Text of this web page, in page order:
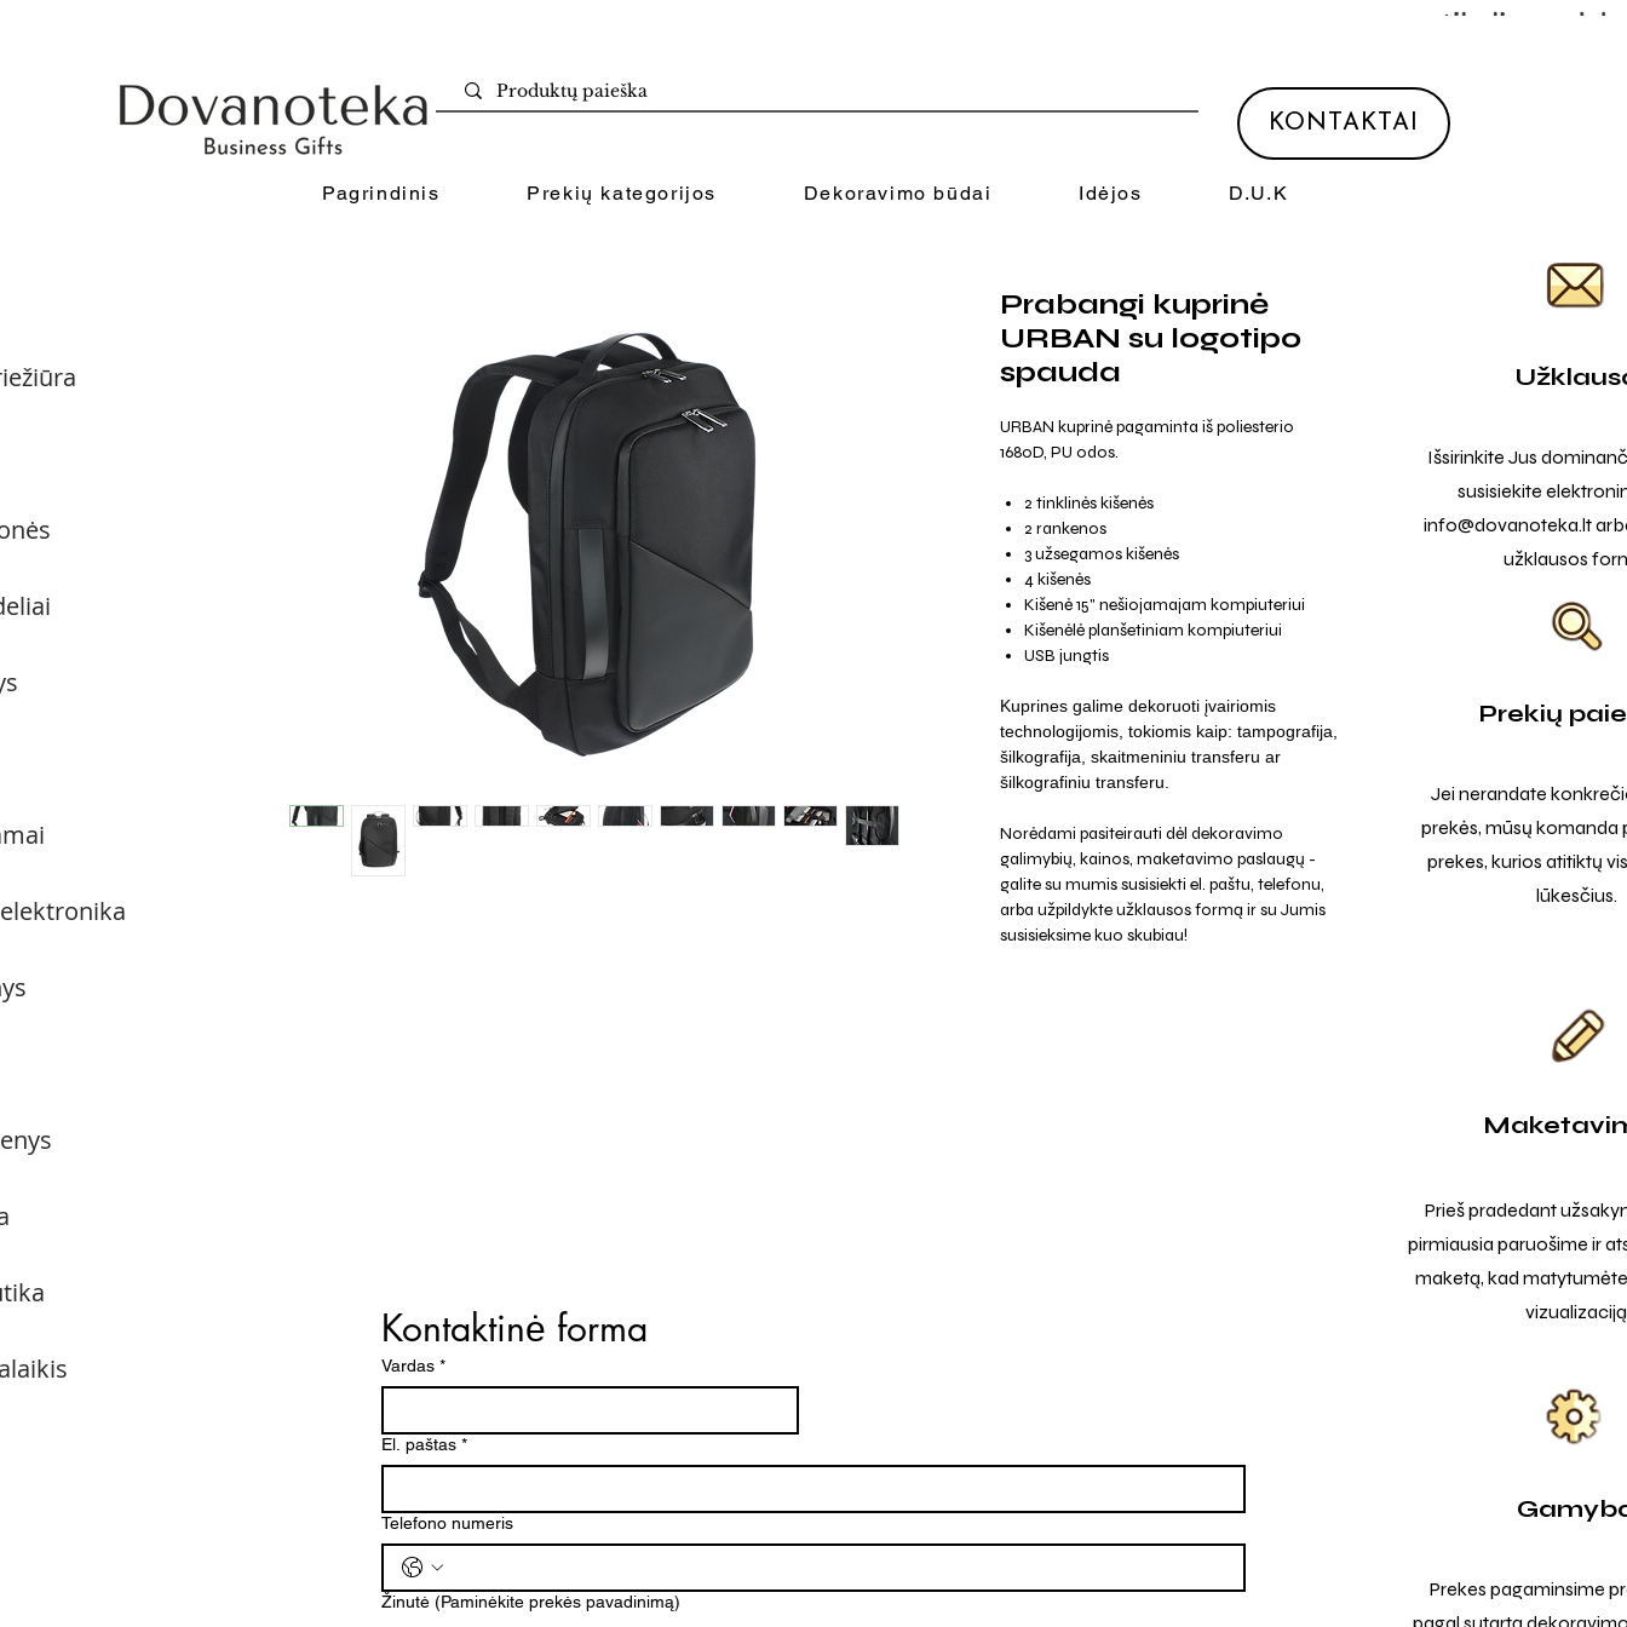
Pagrindinis Prekių kategorijos Dekoravimo būdai Idėjos D.U.K
KONTAKTAI
Prabangi kuprinė
URBAN su logotipo
spauda
URBAN kuprinė pagaminta iš poliesterio
1680D, PU odos.
2 tinklinės kišenės
2 rankenos
3 užsegamos kišenės
4 kišenės
Kišenė 15" nešiojamajam kompiuteriui
Kišenėlė planšetiniam kompiuteriui
USB jungtis
Kuprines galime dekoruoti įvairiomis
technologijomis, tokiomis kaip: tampografija,
šilkografija, skaitmeniniu transferu ar
šilkografiniu transferu.
Norėdami pasiteirauti dėl dekoravimo
galimybių, kainos, maketavimo paslaugų -
galite su mumis susisiekti el. paštu, telefonu,
arba užpildykte užklausos formą ir su Jumis
susisieksime kuo skubiau!
Išsirinkite Jus
susisiekite
info@dovanoteka.lt
užklausos
Prekių
Jei nerandate
prekės, mūsų komanda
prekes, kurios atitiktų
lūkesčius.
Kontaktinė forma
Vardas *
El. paštas *
Telefono numeris
Žinutė (Paminėkite prekės pavadinimą)
Prieš pradedant
pirmiausia paruošime ir
maketą, kad
vizualizaciją
Prekes pagaminsime